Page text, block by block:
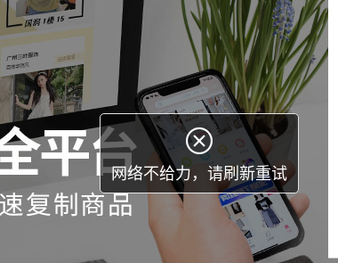

网络不给力，请刷新重试